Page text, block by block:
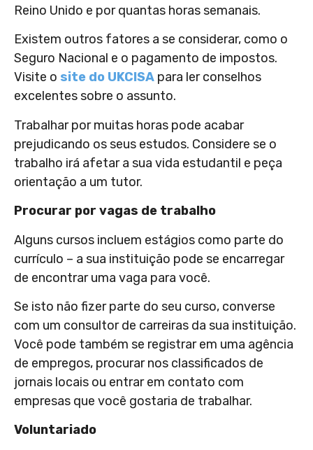
Reino Unido e por quantas horas semanais.
Existem outros fatores a se considerar, como o
Seguro Nacional e o pagamento de impostos.
Visite o site do UKCISA para ler conselhos
excelentes sobre o assunto.
Trabalhar por muitas horas pode acabar
prejudicando os seus estudos. Considere se o
trabalho irá afetar a sua vida estudantil e peça
orientação a um tutor.
Procurar por vagas de trabalho
Alguns cursos incluem estágios como parte do
currículo – a sua instituição pode se encarregar
de encontrar uma vaga para você.
Se isto não fizer parte do seu curso, converse
com um consultor de carreiras da sua instituição.
Você pode também se registrar em uma agência
de empregos, procurar nos classificados de
jornais locais ou entrar em contato com
empresas que você gostaria de trabalhar.
Voluntariado